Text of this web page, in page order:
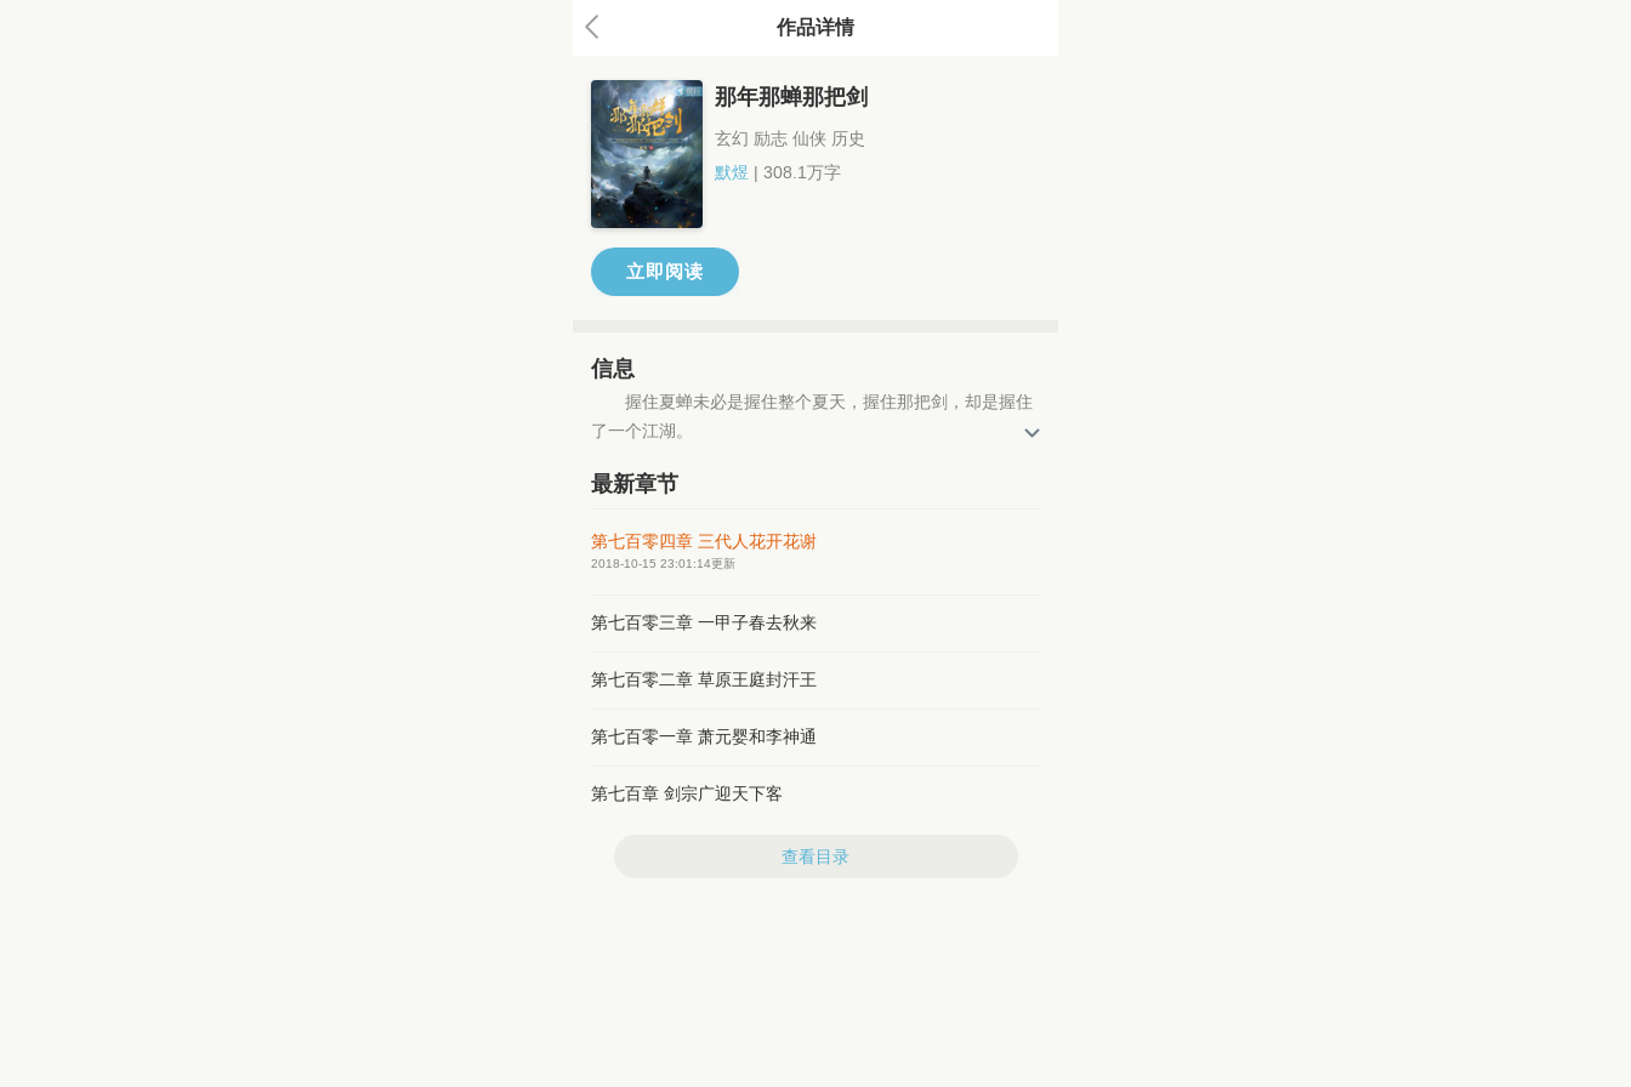
作品详情
那年那蝉那把剑
玄幻 励志 仙侠 历史
默煜 | 308.1万字
立即阅读
信息
握住夏蝉未必是握住整个夏天，握住那把剑，却是握住
了一个江湖。
梦一回万人敬仰的剑神，做一回举世无敌的剑仙。
大笑一声：“琴瑟琵琶八大王，魑魅魍魉四小鬼，单剑独
最新章节
第七百零四章 三代人花开花谢
2018-10-15 23:01:14更新
第七百零三章 一甲子春去秋来
第七百零二章 草原王庭封汗王
第七百零一章 萧元婴和李神通
第七百章 剑宗广迎天下客
查看目录